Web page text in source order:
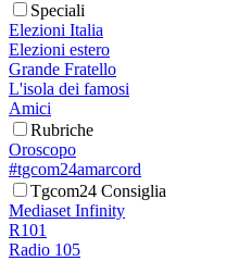
Speciali
Elezioni Italia
Elezioni estero
Grande Fratello
L'isola dei famosi
Amici
Rubriche
Oroscopo
#tgcom24amarcord
Tgcom24 Consiglia
Mediaset Infinity
R101
Radio 105